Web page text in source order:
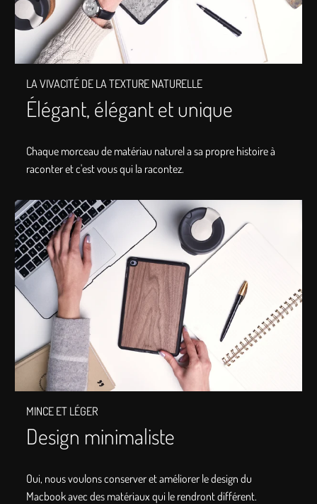
LA VIVACITÉ DE LA TEXTURE NATURELLE
Élégant, élégant et unique
Chaque morceau de matériau naturel a sa propre histoire à
raconter et c'est vous qui la racontez.
MINCE ET LÉGER
Design minimaliste
Oui, nous voulons conserver et améliorer le design du
Macbook avec des matériaux qui le rendront différent.